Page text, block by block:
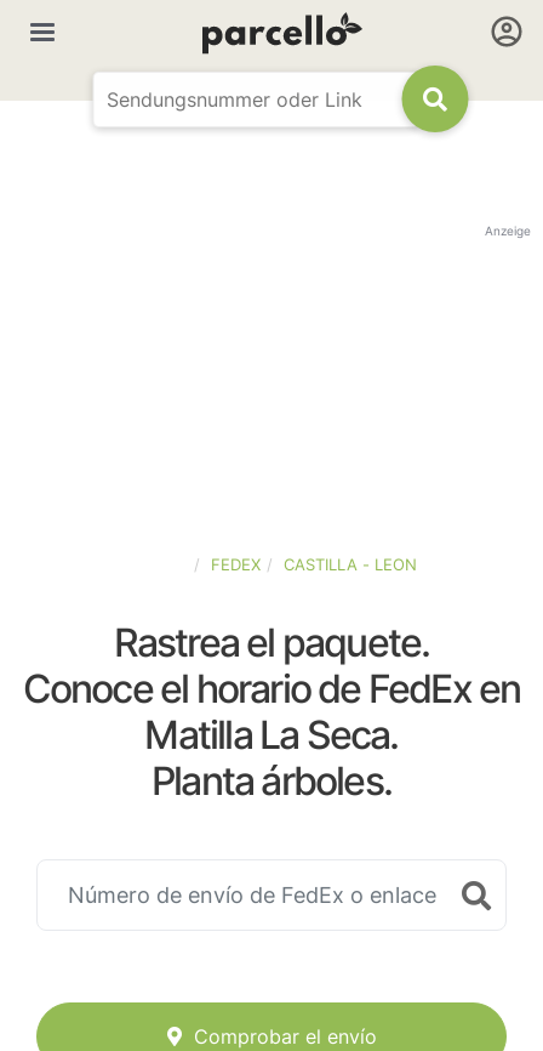
Anzeige
FEDEX CASTILLA - LEON
Rastrea el paquete.
Conoce el horario de FedEx en
Matilla La Seca.
Planta árboles.
Comprobar el envío